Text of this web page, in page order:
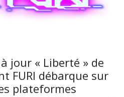
jour « Liberté » de
FURI débarque sur
plateformes